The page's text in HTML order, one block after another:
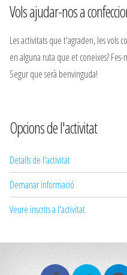
Vols ajudar-nos a
Les activitats que t'agraden, les vols
en alguna ruta que et coneixes?
Segur que serà benvinguda!
Opcions de l'activitat
Detalls de l'activitat
Demanar informació
Veure inscrits a l'activitat